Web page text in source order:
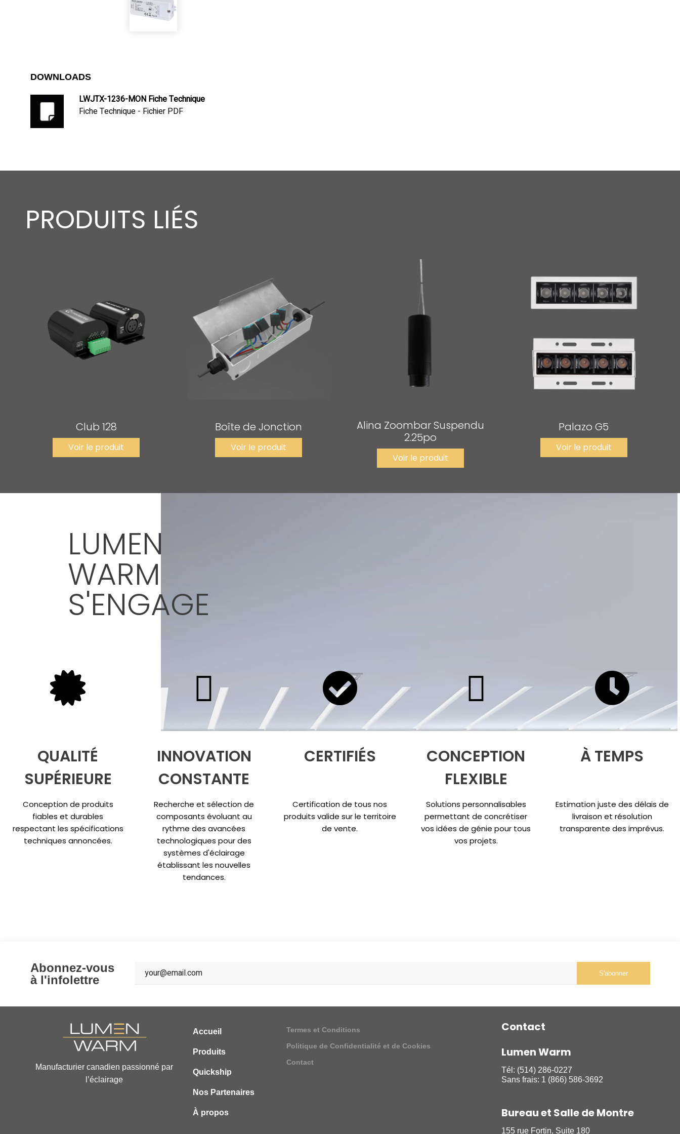
DOWNLOADS
LWJTX-1236-MON Fiche Technique
Fiche Technique - Fichier PDF
PRODUITS LIÉS
Club 128
Voir le produit
Boîte de Jonction
Voir le produit
Alina Zoombar Suspendu
2.25po
Voir le produit
Palazo G5
Voir le produit
LUMEN
WARM
S'ENGAGE
QUALITÉ
SUPÉRIEURE
Conception de produits
fiables et durables
respectant les spécifications
techniques annoncées.
INNOVATION
CONSTANTE
Recherche et sélection de
composants évoluant au
rythme des avancées
technologiques pour des
systèmes d'éclairage
établissant les nouvelles
tendances.
CERTIFIÉS
Certification de tous nos
produits valide sur le territoire
de vente.
CONCEPTION
FLEXIBLE
Solutions personnalisables
permettant de concrétiser
vos idées de génie pour tous
vos projets.
À TEMPS
Estimation juste des délais de
livraison et résolution
transparente des imprévus.
Abonnez-vous
à l'infolettre
S'abonner
Manufacturier canadien passionné par
l’éclairage
Accueil
Produits
Quickship
Nos Partenaires
À propos
Termes et Conditions
Politique de Confidentialité et de Cookies
Contact
Contact
Lumen Warm
Tél: (514) 286-0227
Sans frais: 1 (866) 586-3692
Bureau et Salle de Montre
155 rue Fortin, Suite 180